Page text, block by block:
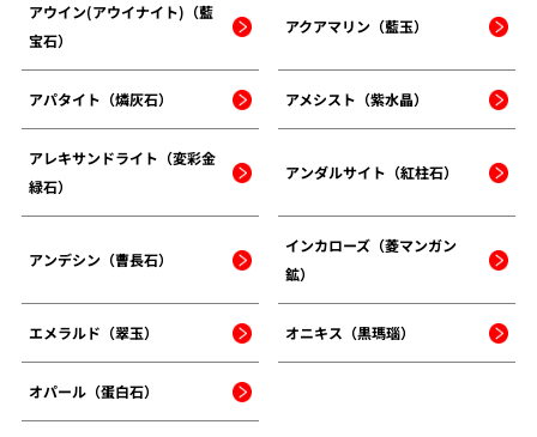
アウイン(アウイナイト)（藍
宝石）
アクアマリン（藍玉）
アパタイト（燐灰石） アメシスト（紫水晶）
アレキサンドライト（変彩金
緑石）
アンダルサイト（紅柱石）
アンデシン（曹長石）
インカローズ（菱マンガン
鉱）
エメラルド（翠玉） オニキス（黒瑪瑙）
オパール（蛋白石）